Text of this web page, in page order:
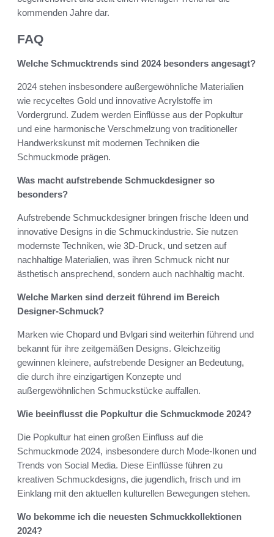
kommenden Jahre dar.
FAQ
Welche Schmucktrends sind 2024 besonders angesagt?
2024 stehen insbesondere außergewöhnliche Materialien
wie recyceltes Gold und innovative Acrylstoffe im
Vordergrund. Zudem werden Einflüsse aus der Popkultur
und eine harmonische Verschmelzung von traditioneller
Handwerkskunst mit modernen Techniken die
Schmuckmode prägen.
Was macht aufstrebende Schmuckdesigner so
besonders?
Aufstrebende Schmuckdesigner bringen frische Ideen und
innovative Designs in die Schmuckindustrie. Sie nutzen
modernste Techniken, wie 3D-Druck, und setzen auf
nachhaltige Materialien, was ihren Schmuck nicht nur
ästhetisch ansprechend, sondern auch nachhaltig macht.
Welche Marken sind derzeit führend im Bereich
Designer-Schmuck?
Marken wie Chopard und Bvlgari sind weiterhin führend und
bekannt für ihre zeitgemäßen Designs. Gleichzeitig
gewinnen kleinere, aufstrebende Designer an Bedeutung,
die durch ihre einzigartigen Konzepte und
außergewöhnlichen Schmuckstücke auffallen.
Wie beeinflusst die Popkultur die Schmuckmode 2024?
Die Popkultur hat einen großen Einfluss auf die
Schmuckmode 2024, insbesondere durch Mode-Ikonen und
Trends von Social Media. Diese Einflüsse führen zu
kreativen Schmuckdesigns, die jugendlich, frisch und im
Einklang mit den aktuellen kulturellen Bewegungen stehen.
Wo bekomme ich die neuesten Schmuckkollektionen
2024?